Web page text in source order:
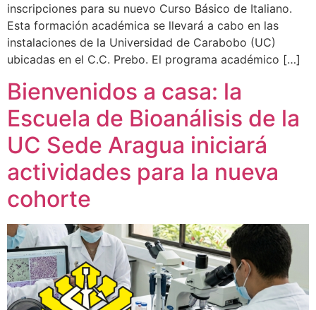
inscripciones para su nuevo Curso Básico de Italiano.
Esta formación académica se llevará a cabo en las
instalaciones de la Universidad de Carabobo (UC)
ubicadas en el C.C. Prebo. El programa académico […]
Bienvenidos a casa: la
Escuela de Bioanálisis de la
UC Sede Aragua iniciará
actividades para la nueva
cohorte